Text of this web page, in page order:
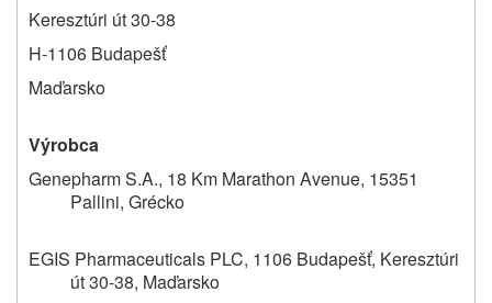
Keresztúri út 30-38
H-1106 Budapešť
Maďarsko
Výrobca
Genepharm S.A., 18 Km Marathon Avenue, 15351
Pallini, Grécko
EGIS Pharmaceuticals PLC, 1106 Budapešť, Keresztúri
út 30-38, Maďarsko